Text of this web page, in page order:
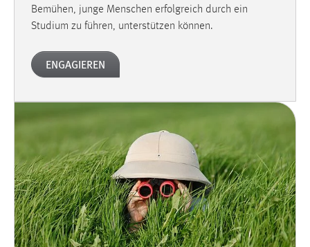
Bemühen, junge Menschen erfolgreich durch ein
Studium zu führen, unterstützen können.
ENGAGIEREN